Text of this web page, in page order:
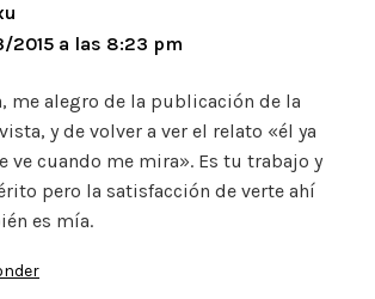
2015 a las 8:23 pm
me alegro de la publicación de la
y de volver a ver el relato «él ya
ve cuando me mira». Es tu trabajo y
pero la satisfacción de verte ahí
es mía.